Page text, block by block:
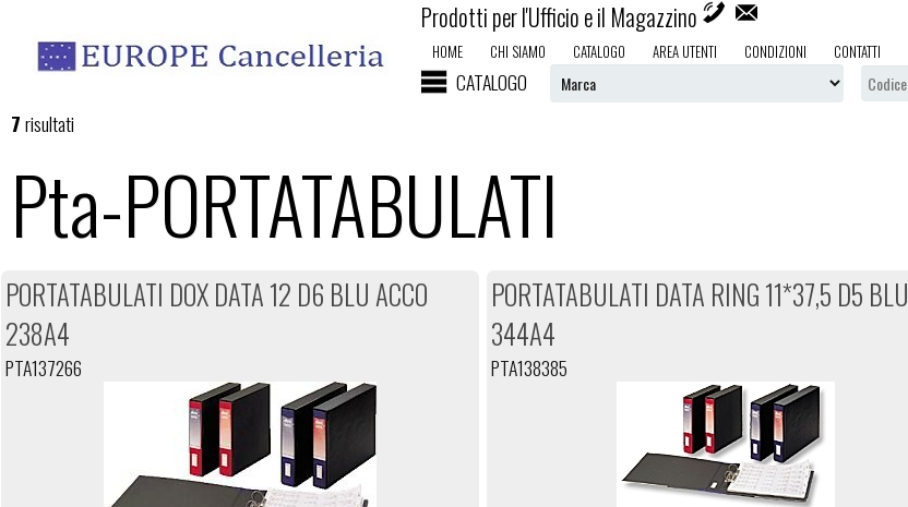
Prodotti per l'Ufficio e il Magazzino
HOME CHI SIAMO CATALOGO AREA UTENTI CONDIZIONI CONTATTI
CATALOGO
7risultati
Pta-PORTATABULATI
PORTATABULATI DOX DATA 12 D6 BLU ACCO
238A4
PTA137266
PORTATABULATI DATA RING 11*37,5 D5 BLU
344A4
PTA138385